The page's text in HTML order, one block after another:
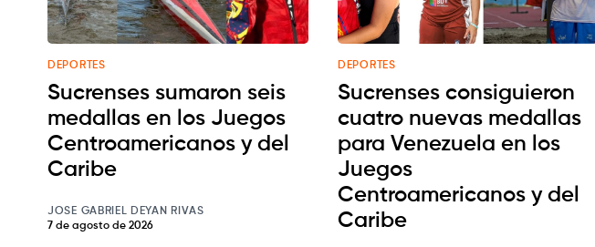
DEPORTES
Sucrenses sumaron seis
medallas en los Juegos
Centroamericanos y del
Caribe
JOSE GABRIEL DEYAN RIVAS
7 de agosto de 2026
DEPORTES
Sucrenses consiguieron
cuatro nuevas medallas
para Venezuela en los
Juegos
Centroamericanos y del
Caribe